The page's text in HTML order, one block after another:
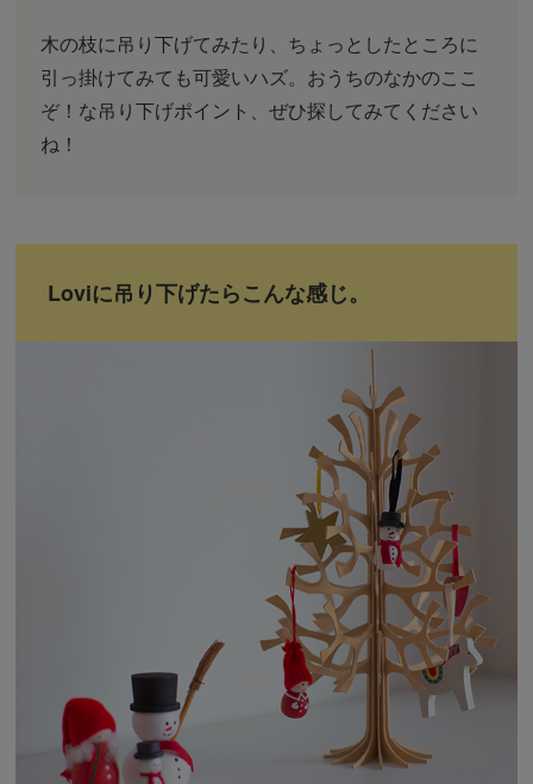
木の枝に吊り下げてみたり、ちょっとしたところに
引っ掛けてみても可愛いハズ。おうちのなかのここ
ぞ！な吊り下げポイント、ぜひ探してみてください
ね！
Loviに吊り下げたらこんな感じ。